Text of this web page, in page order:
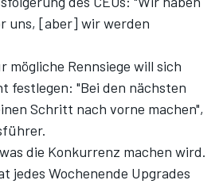
uns, [aber] wir werden
mögliche Rennsiege will sich
festlegen: "Bei den nächsten
Schritt nach vorne machen",
die Konkurrenz machen wird.
jedes Wochenende Upgrades